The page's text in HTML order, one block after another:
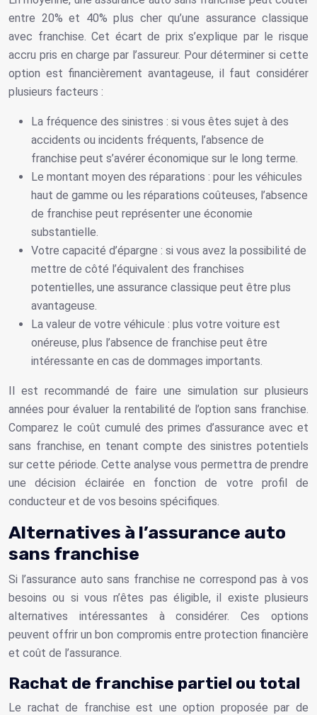
entre 20% et 40% plus cher qu’une assurance classique
avec franchise. Cet écart de prix s’explique par le risque
accru pris en charge par l’assureur. Pour déterminer si cette
option est financièrement avantageuse, il faut considérer
plusieurs facteurs :
La fréquence des sinistres : si vous êtes sujet à des
accidents ou incidents fréquents, l’absence de
franchise peut s’avérer économique sur le long terme.
Le montant moyen des réparations : pour les véhicules
haut de gamme ou les réparations coûteuses, l’absence
de franchise peut représenter une économie
substantielle.
Votre capacité d’épargne : si vous avez la possibilité de
mettre de côté l’équivalent des franchises
potentielles, une assurance classique peut être plus
avantageuse.
La valeur de votre véhicule : plus votre voiture est
onéreuse, plus l’absence de franchise peut être
intéressante en cas de dommages importants.
Il est recommandé de faire une simulation sur plusieurs
années pour évaluer la rentabilité de l’option sans franchise.
Comparez le coût cumulé des primes d’assurance avec et
sans franchise, en tenant compte des sinistres potentiels
sur cette période. Cette analyse vous permettra de prendre
une décision éclairée en fonction de votre profil de
conducteur et de vos besoins spécifiques.
Alternatives à l’assurance auto
sans franchise
Si l’assurance auto sans franchise ne correspond pas à vos
besoins ou si vous n’êtes pas éligible, il existe plusieurs
alternatives intéressantes à considérer. Ces options
peuvent offrir un bon compromis entre protection financière
et coût de l’assurance.
Rachat de franchise partiel ou total
Le rachat de franchise est une option proposée par de